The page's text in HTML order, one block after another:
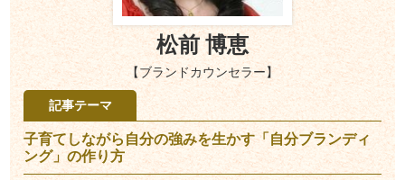
松前 博恵
【ブランドカウンセラー】
記事テーマ
子育てしながら自分の強みを生かす「自分ブランディ
ング」の作り方